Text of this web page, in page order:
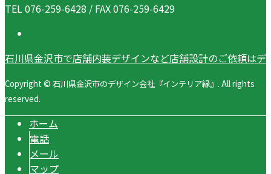
TEL 076-259-6428 / FAX 076-259-6429
石川県金沢市で店舗内装デザインなど店舗設計のご依頼は
Copyright © 石川県金沢市のデザイン会社『インテリア縁』. All rights
reserved.
ホーム
電話
メール
マップ